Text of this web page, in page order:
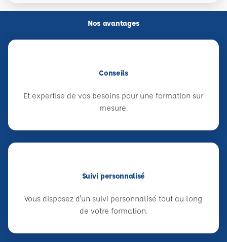
Nos avantages
Conseils
Et expertise de vos besoins pour une formation sur
mesure.
Suivi personnalisé
Vous disposez d'un suivi personnalisé tout au long
de votre formation.